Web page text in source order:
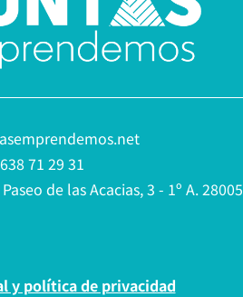
71 29 31
de las Acacias, 3 - 1º A. 28005
y política de privacidad